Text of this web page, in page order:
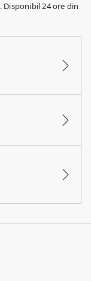
24 ore din